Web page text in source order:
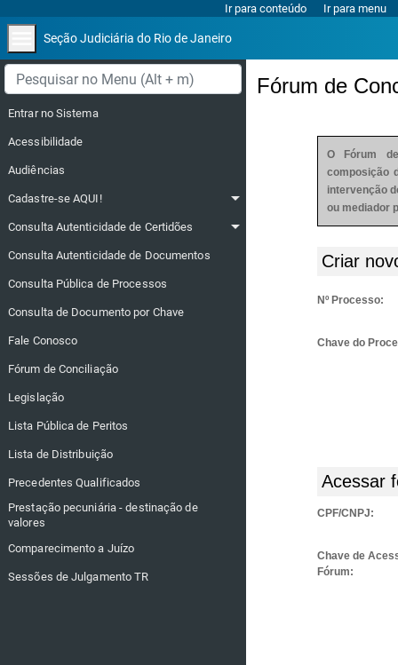
Ir para conteúdo Ir para menu
Seção Judiciária do Rio de Janeiro
Menu lateral
Entrar no Sistema
Acessibilidade
Audiências
Cadastre-se AQUI! arrow_drop_down
Consulta Autenticidade de Certidões arrow_drop_down
Consulta Autenticidade de Documentos
Consulta Pública de Processos
Consulta de Documento por Chave
Fale Conosco
Fórum de Conciliação
Legislação
Lista Pública de Peritos
Lista de Distribuição
Precedentes Qualificados
Prestação pecuniária - destinação de
valores
Comparecimento a Juízo
Sessões de Julgamento TR
Fórum de
O Fórum
composição
intervenção
ou mediador
Criar
Nº Processo:
Chave do
Acessar
CPF/CNPJ:
Chave de
Fórum: